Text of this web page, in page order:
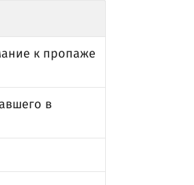
к пропаже
в